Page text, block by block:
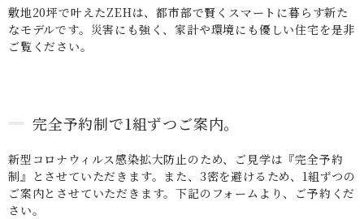
敷地20坪で叶えたZEHは、都市部で賢くスマートに暮らす新た
なモデルです。災害にも強く、家計や環境にも優しい住宅を是非
ご覧ください。
完全予約制で1組ずつご案内。
新型コロナウィルス感染拡大防止のため、ご見学は『完全予約
制』とさせていただきます。また、3密を避けるため、1組ずつの
ご案内とさせていただきます。下記のフォームより、ご予約くだ
さい。